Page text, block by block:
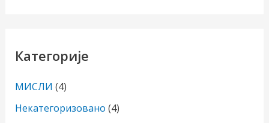
Категорије
МИСЛИ (4)
Некатегоризовано (4)